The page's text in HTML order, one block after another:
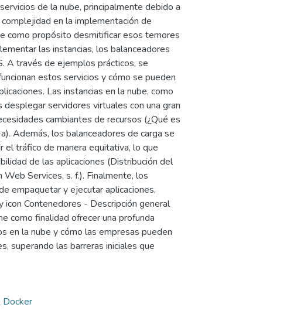
de la nube, principalmente debido a
en la implementación de
como propósito desmitificar esos temores
las instancias, los balanceadores
A través de ejemplos prácticos, se
estos servicios y cómo se pueden
Las instancias en la nube, como
servidores virtuales con una gran
cambiantes de recursos (¿Qué es
Además, los balanceadores de carga se
el tráfico de manera equitativa, lo que
de las aplicaciones (Distribución del
Services, s. f.). Finalmente, los
empaquetar y ejecutar aplicaciones,
Contenedores - Descripción general
como finalidad ofrecer una profunda
en la nube y cómo las empresas pueden
superando las barreras iniciales que
Docker